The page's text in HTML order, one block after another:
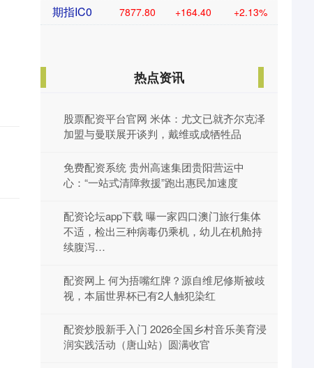
期指IC0 7877.80 +164.40 +2.13%
热点资讯
股票配资平台官网 米体：尤文已就齐尔克泽
加盟与曼联展开谈判，戴维或成牺牲品
免费配资系统 贵州高速集团贵阳营运中
心：“一站式清障救援”跑出惠民加速度
配资论坛app下载 曝一家四口澳门旅行集体
不适，检出三种病毒仍乘机，幼儿在机舱持
续腹泻…
配资网上 何为捂嘴红牌？源自维尼修斯被歧
视，本届世界杯已有2人触犯染红
配资炒股新手入门 2026全国乡村音乐美育浸
润实践活动（唐山站）圆满收官